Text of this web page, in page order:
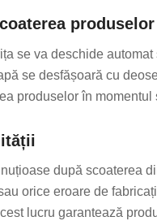
produselor
se va deschide
se desfășoară cu
produselor în momentul
după scoaterea
orice eroare de
lucru garantează